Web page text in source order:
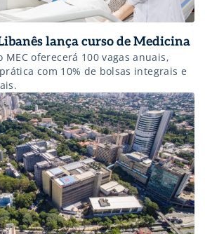
lança curso de Medicina
MEC oferecerá 100 vagas anuais,
com 10% de bolsas integrais e